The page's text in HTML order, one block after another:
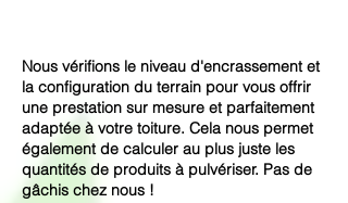
Nous vérifions le niveau d'encrassement et
la configuration du terrain pour vous offrir
une prestation sur mesure et parfaitement
adaptée à votre toiture. Cela nous permet
également de calculer au plus juste les
quantités de produits à pulvériser. Pas de
gâchis chez nous !